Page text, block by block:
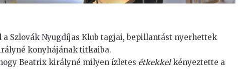
a Szlovák Nyugdíjas Klub tagjai, bepillantást nyerhettek
konyhájának titkaiba.
Beatrix királyné milyen ízletes étkekkelkényeztette a